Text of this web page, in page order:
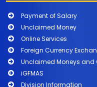
Payment of Salary
Unclaimed Money
Online Services
Foreign Currency
Unclaimed Moneys and
iGFMAS
Division Information